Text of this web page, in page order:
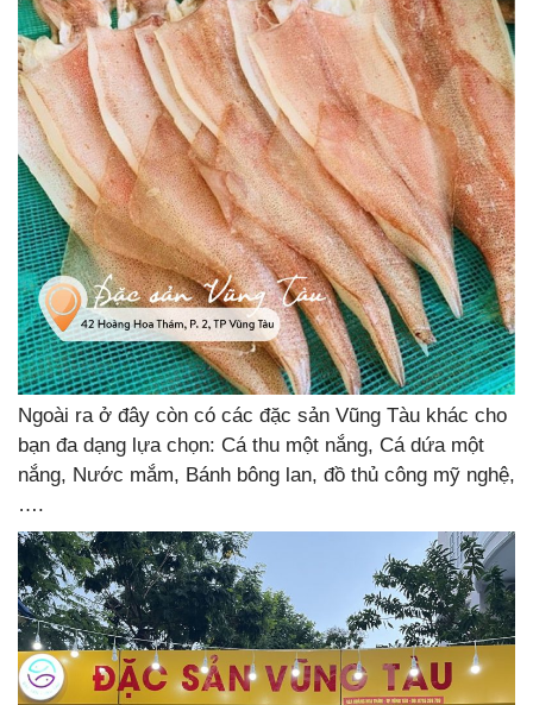
Ngoài ra ở đây còn có các đặc sản Vũng Tàu khác cho
bạn đa dạng lựa chọn: Cá thu một nắng, Cá dứa một
nắng, Nước mắm, Bánh bông lan, đồ thủ công mỹ nghệ,
….